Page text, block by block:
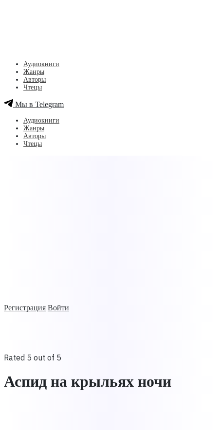
Регистрация Войти
Аудиокниги
Жанры
Авторы
Чтецы
Мы в Telegram
Аудиокниги
Жанры
Авторы
Чтецы
Rated 5 out of 5
Аспид на крыльях ночи